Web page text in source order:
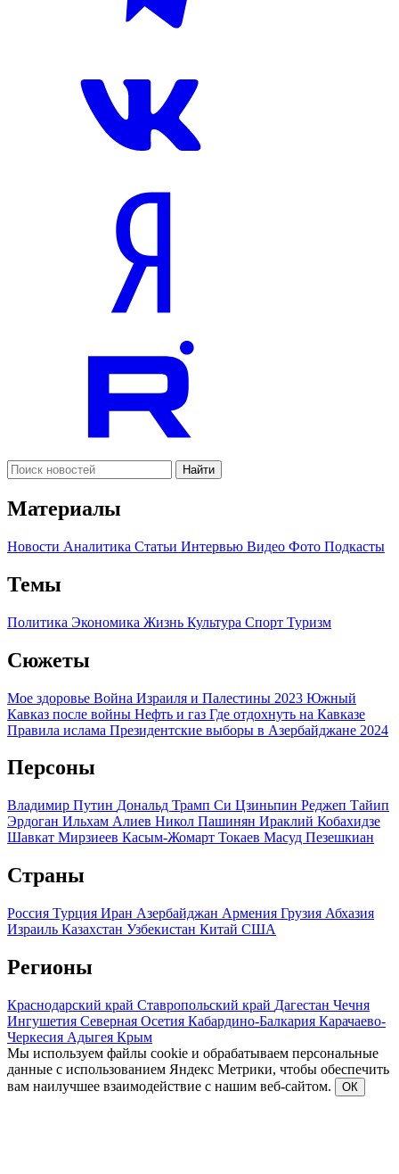
Найти
Материалы
Новости Аналитика Статьи Интервью Видео Фото Подкасты
Темы
Политика Экономика Жизнь Культура Спорт Туризм
Сюжеты
Мое здоровье Война Израиля и Палестины 2023 Южный
Кавказ после войны Нефть и газ Где отдохнуть на Кавказе
Правила ислама Президентские выборы в Азербайджане 2024
Персоны
Владимир Путин Дональд Трамп Си Цзиньпин Реджеп Тайип
Эрдоган Ильхам Алиев Никол Пашинян Ираклий Кобахидзе
Шавкат Мирзиеев Касым-Жомарт Токаев Масуд Пезешкиан
Страны
Россия Турция Иран Азербайджан Армения Грузия Абхазия
Израиль Казахстан Узбекистан Китай США
Регионы
Краснодарский край Ставропольский край Дагестан Чечня
Ингушетия Северная Осетия Кабардино-Балкария Карачаево-
Черкесия Адыгея Крым
Мы используем файлы cookie и обрабатываем персональные
данные с использованием Яндекс Метрики, чтобы обеспечить
вам наилучшее взаимодействие с нашим веб-сайтом.
ОК